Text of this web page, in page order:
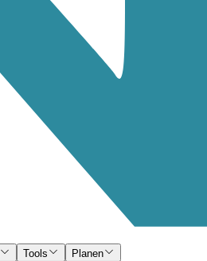
Tools Planen